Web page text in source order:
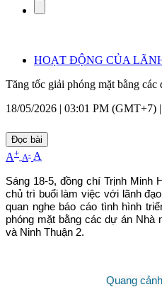
HOẠT ĐỘNG CỦA
Tăng tốc giải phóng mặt bằng các
18/05/2026 | 03:01 PM (GMT+7) |
Đọc bài
A+ A- A
Sáng 18-5, đồng chí Trịnh Minh
chủ trì buổi làm việc với lãnh
quan nghe báo cáo tình hình
phóng mặt bằng các dự án Nhà
và Ninh Thuận 2.
Quang